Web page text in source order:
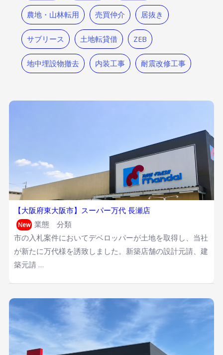
農地・山林転用 売買仲介 居抜き
サブリース 土地転貸借 ZEB
地中埋設物撤去 内装工事 耐震改修工事
【大阪府東大阪市】スーパー万代 長瀬店
New 業態 分類
市の入札案件においてデベロッパーが土地を取得し、当社
が新たに万代様を誘致しました。新築店舗の設計元請、建
築元請 …